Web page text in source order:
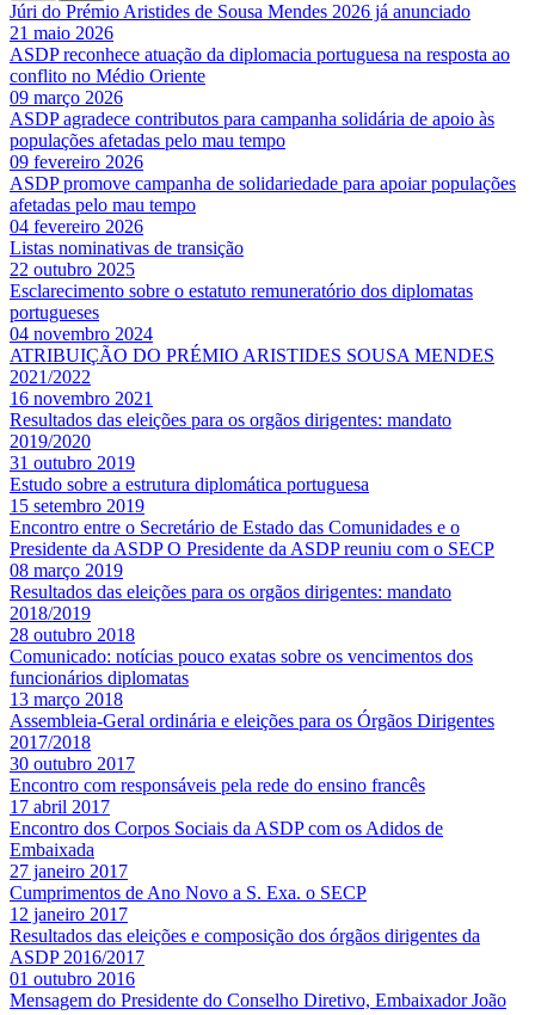
Júri do Prémio Aristides de Sousa Mendes 2026 já anunciado
21 maio 2026
ASDP reconhece atuação da diplomacia portuguesa na resposta ao
conflito no Médio Oriente
09 março 2026
ASDP agradece contributos para campanha solidária de apoio às
populações afetadas pelo mau tempo
09 fevereiro 2026
ASDP promove campanha de solidariedade para apoiar populações
afetadas pelo mau tempo
04 fevereiro 2026
Listas nominativas de transição
22 outubro 2025
Esclarecimento sobre o estatuto remuneratório dos diplomatas
portugueses
04 novembro 2024
ATRIBUIÇÃO DO PRÉMIO ARISTIDES SOUSA MENDES
2021/2022
16 novembro 2021
Resultados das eleições para os orgãos dirigentes: mandato
2019/2020
31 outubro 2019
Estudo sobre a estrutura diplomática portuguesa
15 setembro 2019
Encontro entre o Secretário de Estado das Comunidades e o
Presidente da ASDP O Presidente da ASDP reuniu com o SECP
08 março 2019
Resultados das eleições para os orgãos dirigentes: mandato
2018/2019
28 outubro 2018
Comunicado: notícias pouco exatas sobre os vencimentos dos
funcionários diplomatas
13 março 2018
Assembleia-Geral ordinária e eleições para os Órgãos Dirigentes
2017/2018
30 outubro 2017
Encontro com responsáveis pela rede do ensino francês
17 abril 2017
Encontro dos Corpos Sociais da ASDP com os Adidos de
Embaixada
27 janeiro 2017
Cumprimentos de Ano Novo a S. Exa. o SECP
12 janeiro 2017
Resultados das eleições e composição dos órgãos dirigentes da
ASDP 2016/2017
01 outubro 2016
Mensagem do Presidente do Conselho Diretivo, Embaixador João